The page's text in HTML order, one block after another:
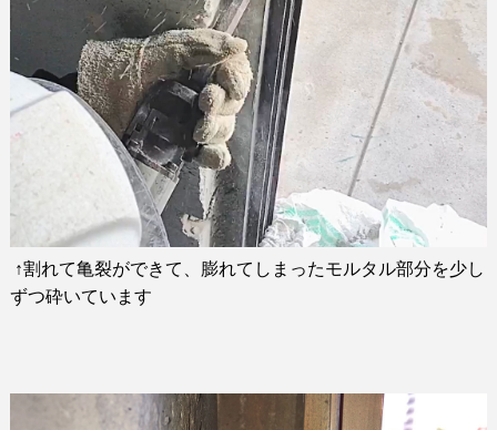
↑割れて亀裂ができて、膨れてしまったモルタル部分を少し
ずつ砕いています